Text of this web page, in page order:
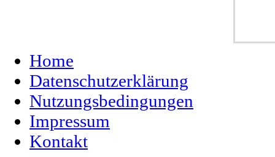
Home
Datenschutzerklärung
Nutzungsbedingungen
Impressum
Kontakt